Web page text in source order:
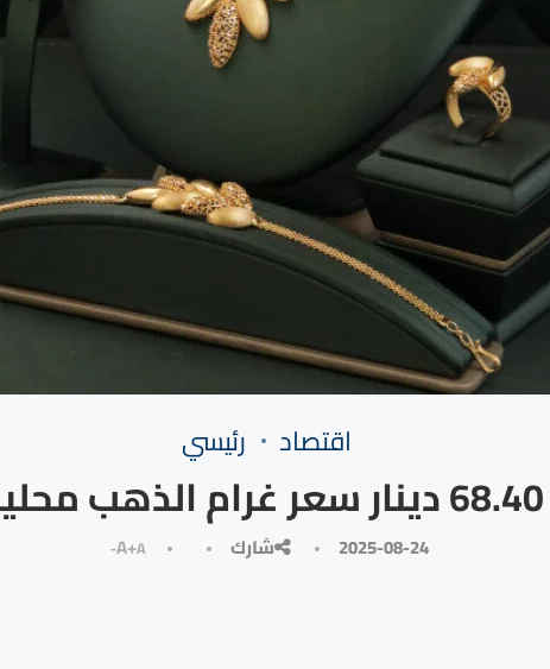
⁠اقتصاد رئيسي
68.40 دينار سعر غرام الذهب محليا
2025-08-24 شارك A+A-